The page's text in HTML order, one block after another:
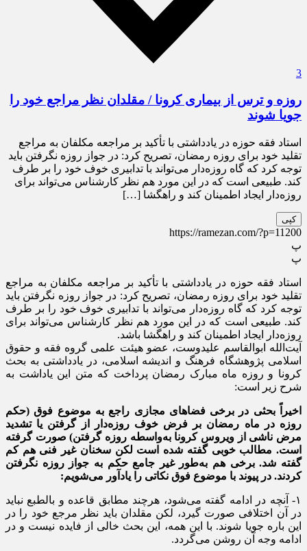
3
روزه و ترس از بیماری کرونا / مقلدان نظر مراجع خود را
جویا شوند
استاد فقه حوزه در یادداشتی با تأکید بر مراجعه مکلفان به مراجع
تقلید خود برای روزه رمضان، تصریح کرد: در جواز روزه نگرفتن باید
توجه کرد که گاه روزه‌دار می‌تواند با تدابیری خوف خود را بر طرف
کند. طبیعی است که در این مورد هم نظر کارشناس می‌تواند برای
روزه‌دار ایجاد اطمینان کند و راهگشا […]
کپی
https://ramezan.com/?p=11200
پ
پ
استاد فقه حوزه در یادداشتی با تأکید بر مراجعه مکلفان به مراجع
تقلید خود برای روزه رمضان، تصریح کرد: در جواز روزه نگرفتن باید
توجه کرد که گاه روزه‌دار می‌تواند با تدابیری خوف خود را بر طرف
کند. طبیعی است که در این مورد هم نظر کارشناس می‌تواند برای
روزه‌دار ایجاد اطمینان کند و راهگشا باشد.
آیت‌الله ابوالقاسم علیدوست، عضو هیئت علمی گروه فقه و حقوق
اسلامی پژوهشگاه فرهنگ و اندیشه اسلامی، در یادداشتی به بحث
کرونا و روزه ماه مبارک رمضان پرداخت که متن این یاداشت به
شرح زیر است:
اخیراً بحثی در برخی فضاهای مجازی راجع به موضوع فوق (حکم
روزه در ماه رمضان بر فرض خوف روزه‌دار از گرفتن یا تشدید
مرض ناشی از ویروس کرونا به‌واسطه روزه گرفتن) صورت گرفته
است. مطالب خوبی گفته شده است لکن سخنان غیر فنی هم کم
گفته شد. برخی هم به‌طور غیر جامع حکم به جواز روزه نگرفتن
کردند. در پیوند با موضوع فوق نکاتی را یادآور می‌شویم‌:
۱- آنچه در ادامه گفته می‌شود، هرچند مطابق قاعده و بالطبع نباید
در آن اختلافی صورت گیرد، لکن مقلدان باید نظر مرجع خود را در
این باره جویا شوند. با این همه، این بحث خالی از فایده نیست و در
ادامه وجه آن روشن می‌گردد.